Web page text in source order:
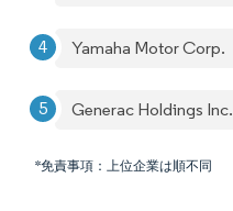
Yamaha Motor Corp.
Generac Holdings Inc.
*免責事項：上位企業は順不同